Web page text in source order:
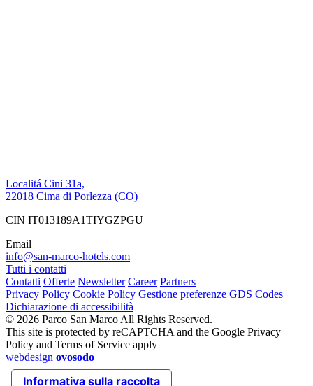
Localitá Cini 31a,
22018 Cima di Porlezza (CO)
CIN IT013189A1TIYGZPGU
Email
info@san-marco-hotels.com
Tutti i contatti
Contatti Offerte Newsletter Career Partners
Privacy Policy Cookie Policy Gestione preferenze GDS Codes
Dichiarazione di accessibilità
© 2026 Parco San Marco All Rights Reserved.
This site is protected by reCAPTCHA and the Google Privacy
Policy and Terms of Service apply
webdesign ovosodo
Informativa sulla raccolta